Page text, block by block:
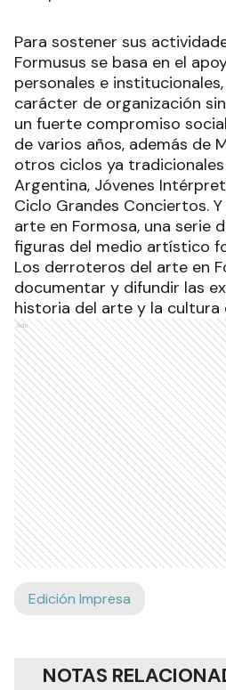
Para sostener sus
Formusus se basa en el
personales e
carácter de organización
un fuerte compromiso
de varios años, además de
otros ciclos ya
Argentina, Jóvenes
Ciclo Grandes Conciertos.
arte en Formosa, una serie
figuras del medio artístico
Los derroteros del arte en
documentar y difundir las
historia del arte y la cultura
Ads
Edición Impresa
NOTAS